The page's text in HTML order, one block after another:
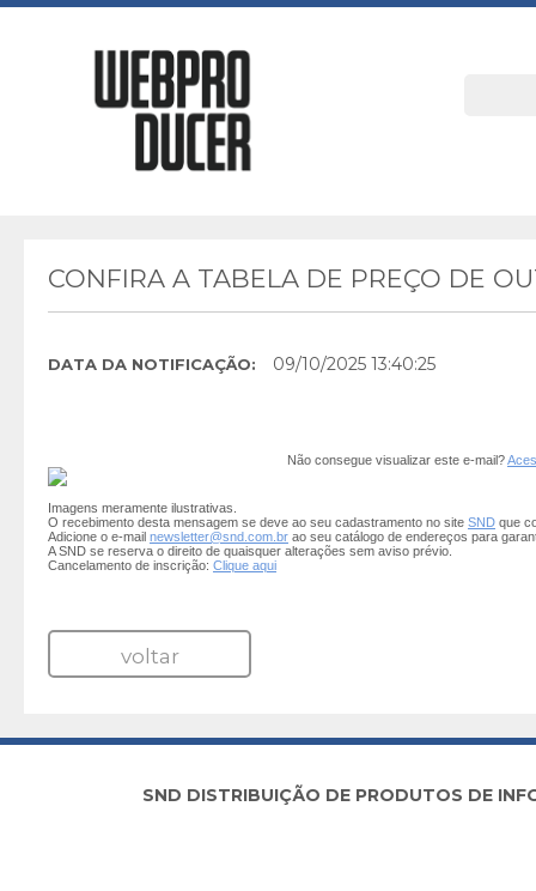
CONFIRA A TABELA DE PREÇO DE
DATA DA NOTIFICAÇÃO: 09/10/2025 13:40:25
Não consegue visualizar este e-mail?
Imagens meramente ilustrativas.
O recebimento desta mensagem se deve ao seu cadastramento no site SND que
Adicione o e-mail newsletter@snd.com.br ao seu catálogo de endereços para
A SND se reserva o direito de quaisquer alterações sem aviso prévio.
Cancelamento de inscrição: Clique aqui
voltar
SND DISTRIBUIÇÃO DE PRODUTOS DE